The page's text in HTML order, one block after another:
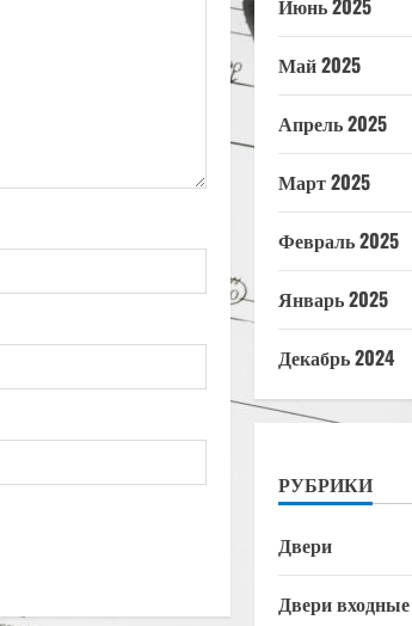
Июнь 2025
Май 2025
Апрель 2025
Март 2025
Февраль 2025
Январь 2025
Декабрь 2024
РУБРИКИ
Двери
Двери входные